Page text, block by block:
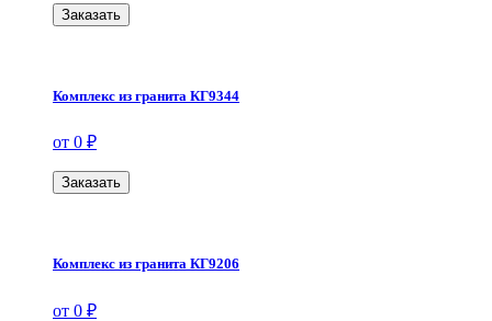
Заказать
Комплекс из гранита КГ9344
от 0 ₽
Заказать
Комплекс из гранита КГ9206
от 0 ₽